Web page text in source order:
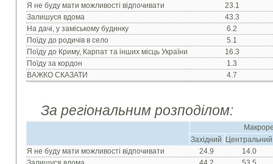
Я не буду мати можливості відпочивати
23.1
Залишуся вдома
43.3
На дачі, у заміському будинку
6.2
Поїду до родичів в село
5.1
Поїду до Криму, Карпат та інших місць України
16.3
Поїду за кордон
1.3
ВАЖКО СКАЗАТИ
4.7
За регіональним розподілом:
Західний Центральний
Я не буду мати можливостi вiдпочивати
24.9
14.0